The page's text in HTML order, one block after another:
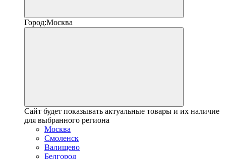
Город:Москва
Сайт будет показывать актуальные товары и их наличие
для выбранного региона
Москва
Смоленск
Валищево
Белгород